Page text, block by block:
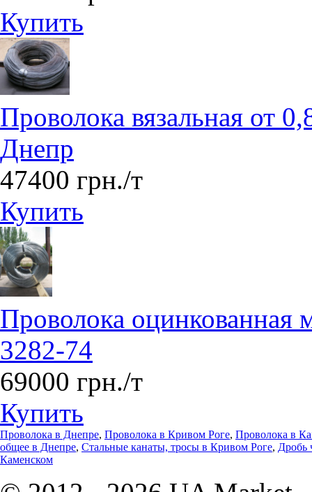
Купить
Проволока вязальная от
Днепр
47400 грн./т
Купить
Проволока оцинкованная
3282-74
69000 грн./т
Купить
Проволока в Днепре, Проволока в Кривом Роге, Проволока в
общее в Днепре, Стальные канаты, тросы в Кривом Роге, Дробь
Каменском